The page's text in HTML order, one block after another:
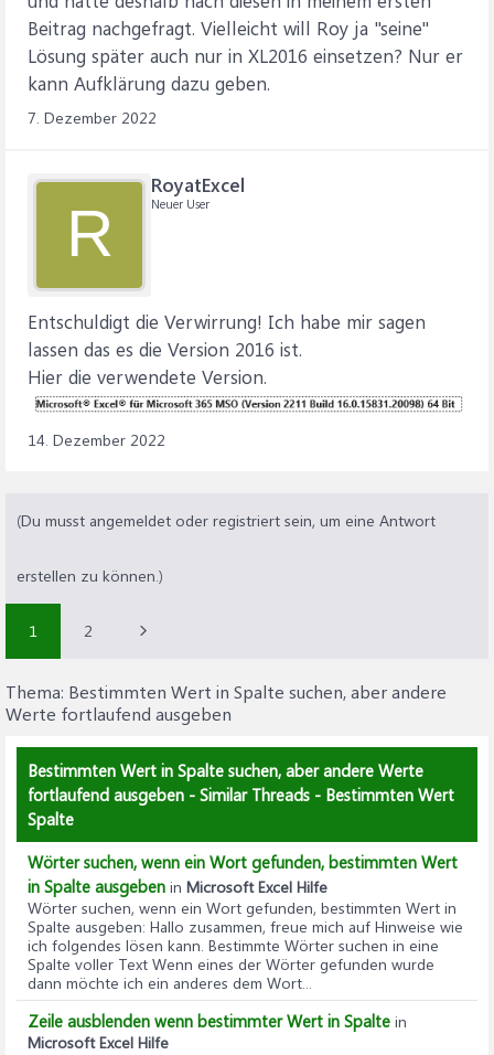
Beitrag nachgefragt. Vielleicht will Roy ja "seine"
Lösung später auch nur in XL2016 einsetzen? Nur er
kann Aufklärung dazu geben.
7. Dezember 2022
R
RoyatExcel
Neuer User
Entschuldigt die Verwirrung! Ich habe mir sagen
lassen das es die Version 2016 ist.
Hier die verwendete Version.
14. Dezember 2022
(Du musst angemeldet oder registriert sein, um eine Antwort
erstellen zu können.)
1 2
Thema: Bestimmten Wert in Spalte suchen, aber andere
Werte fortlaufend ausgeben
Bestimmten Wert in Spalte suchen, aber andere Werte
fortlaufend ausgeben - Similar Threads - Bestimmten Wert
Spalte
Wörter suchen, wenn ein Wort gefunden, bestimmten Wert
in Spalte ausgeben in Microsoft Excel Hilfe
Wörter suchen, wenn ein Wort gefunden, bestimmten Wert in
Spalte ausgeben: Hallo zusammen, freue mich auf Hinweise wie
ich folgendes lösen kann. Bestimmte Wörter suchen in eine
Spalte voller Text Wenn eines der Wörter gefunden wurde
dann möchte ich ein anderes dem Wort...
Zeile ausblenden wenn bestimmter Wert in Spalte in
Microsoft Excel Hilfe